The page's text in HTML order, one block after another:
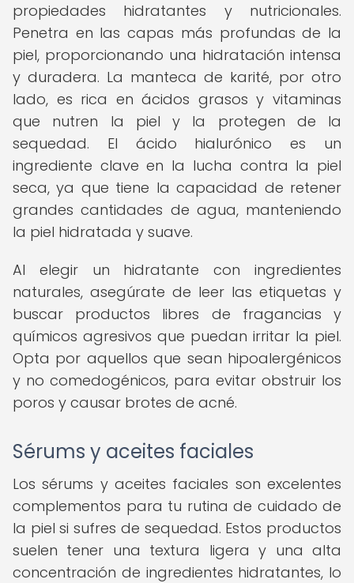
propiedades hidratantes y nutricionales.
Penetra en las capas más profundas de la
piel, proporcionando una hidratación intensa
y duradera. La manteca de karité, por otro
lado, es rica en ácidos grasos y vitaminas
que nutren la piel y la protegen de la
sequedad. El ácido hialurónico es un
ingrediente clave en la lucha contra la piel
seca, ya que tiene la capacidad de retener
grandes cantidades de agua, manteniendo
la piel hidratada y suave.
Al elegir un hidratante con ingredientes
naturales, asegúrate de leer las etiquetas y
buscar productos libres de fragancias y
químicos agresivos que puedan irritar la piel.
Opta por aquellos que sean hipoalergénicos
y no comedogénicos, para evitar obstruir los
poros y causar brotes de acné.
Sérums y aceites faciales
Los sérums y aceites faciales son excelentes
complementos para tu rutina de cuidado de
la piel si sufres de sequedad. Estos productos
suelen tener una textura ligera y una alta
concentración de ingredientes hidratantes, lo